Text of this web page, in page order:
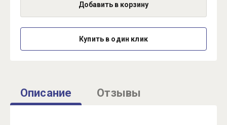
Добавить в корзину
Купить в один клик
Описание Отзывы